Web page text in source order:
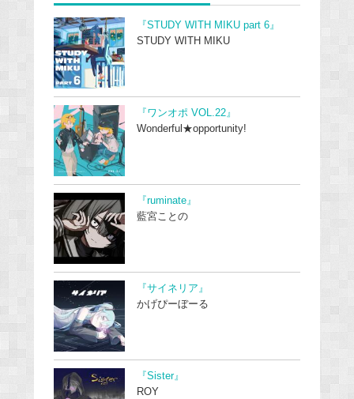
『STUDY WITH MIKU part 6』
STUDY WITH MIKU
『ワンオポ VOL.22』
Wonderful★opportunity!
『ruminate』
藍宮ことの
『サイネリア』
かげぴーぼーる
『Sister』
ROY